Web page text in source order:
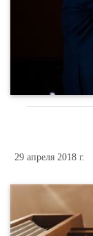
29 апреля 2018 г.